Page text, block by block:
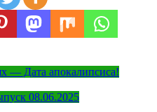
— Дата апокалипсиса!
08.06.2025